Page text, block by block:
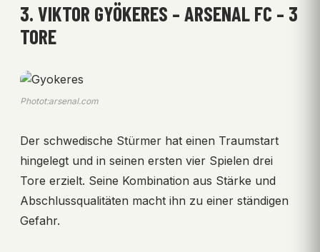
3. VIKTOR GYÖKERES – ARSENAL FC – 3
TORE
Photot:arsenal.com
Der schwedische Stürmer hat einen Traumstart
hingelegt und in seinen ersten vier Spielen drei
Tore erzielt. Seine Kombination aus Stärke und
Abschlussqualitäten macht ihn zu einer ständigen
Gefahr.